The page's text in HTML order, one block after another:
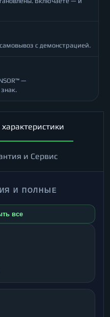
с демонстрацией.
—
и Сервис
И ПОЛНЫЕ
все